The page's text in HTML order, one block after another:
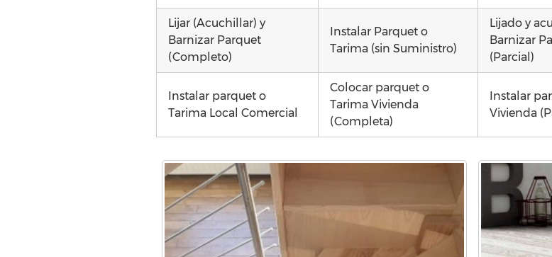
Lijar (Acuchillar) y
Barnizar Parquet
(Completo)
Instalar Parquet o
Tarima (sin Suministro)
Lijado y
Barnizar
(Parcial)
Instalar parquet o
Tarima Local Comercial
Colocar parquet o
Tarima Vivienda
(Completa)
Instalar
Vivienda